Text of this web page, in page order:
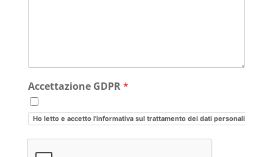
Accettazione GDPR*
Ho letto e accetto l'informativa sul trattamento dei dati personali